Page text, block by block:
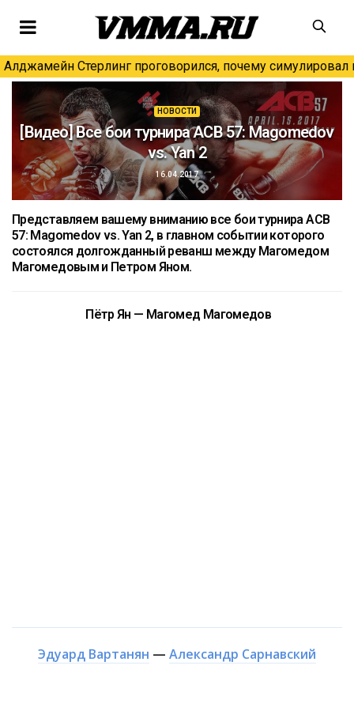
Алджамейн Стерлинг проговорился, почему симулировал
НОВОСТИ
[Видео] Все бои турнира ACB 57: Magomedov
vs. Yan 2
16.04.2017
Представляем вашему вниманию все бои турнира ACB
57: Magomedov vs. Yan 2, в главном событии которого
состоялся долгожданный реванш между Магомедом
Магомедовым и Петром Яном.
Пётр Ян — Магомед Магомедов
Эдуард Вартанян — Александр Сарнавский